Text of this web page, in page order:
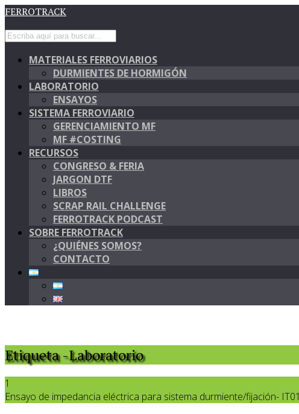
FERROTRACK
MATERIALES FERROVIARIOS
DURMIENTES DE HORMIGÓN
LABORATORIO
ENSAYOS
SISTEMA FERROVIARIO
GERENCIAMIENTO MF
MF #COSTING
RECURSOS
CONGRESO & FERIA
JARGON DTF
LIBROS
SCRAP RAIL CHALLENGE
FERROTRACK PODCAST
SOBRE FERROTRACK
¿QUIÉNES SOMOS?
CONTACTO
Etiqueta -Laboratorio
1
Ensayo de impedancia eléctrica para sistema durmiente/fijación- IT01